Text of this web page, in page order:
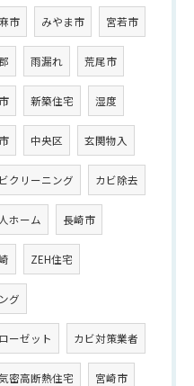
市 みやま市 宮若市
雨漏れ 荒尾市
新築住宅 湿度
中央区 玄関物入
クリーニング カビ除去
ホーム 長崎市
ZEH住宅
グ
ーゼット カビ対策業者
密高断熱住宅 宮崎市